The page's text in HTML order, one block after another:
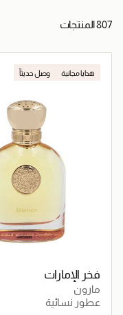
807 المنتجات
هدايا مجانية وصل حديثاً
فخر الإمارات
مارون
عطور نسائية